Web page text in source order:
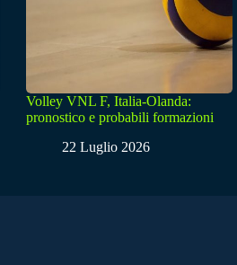
Volley VNL F, Italia-Olanda:
pronostico e probabili formazioni
22 Luglio 2026